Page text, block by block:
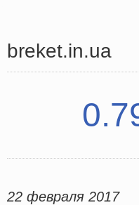
breket.in.ua
22 февраля 2017